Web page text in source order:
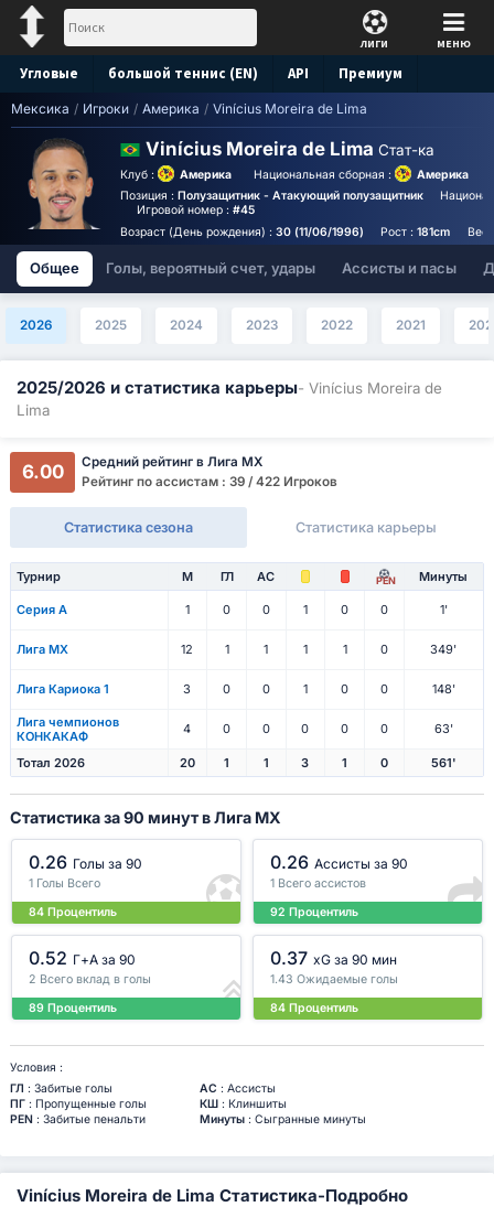
ЛИГИ МЕНЮ
Угловые большой теннис (EN) API Премиум
Прогноз
Мексика / Игроки / Америка / Vinícius Moreira de Lima
Vinícius Moreira de Lima Стат-ка
Клуб : Америка Национальная сборная :
Америка
Позиция : Полузащитник - Атакующий полузащитник
Игровой номер :#45
Возраст (День рождения) : 30 (11/06/1996) Рост :181cm Вес
Общее Голы, вероятный счет, удары Ассисты и пасы
2026 2025 2024 2023 2022 2021
2025/2026 и статистика карьеры- Vinícius Moreira de
Lima
6.00
Средний рейтинг в Лига МХ
Рейтинг по ассистам : 39 / 422 Игроков
Статистика сезона Статистика карьеры
Турнир М ГЛ АС PEN Минуты
Серия А 1 0 0 1 0 0 1'
Лига МХ 12 1 1 1 1 0 349'
Лига Кариока 1 3 0 0 1 0 0 148'
Лига чемпионов
КОНКАКАФ
4 0 0 0 0 0 63'
Тотал 2026 20 1 1 3 1 0 561'
Статистика за 90 минут в Лига МХ
0.26 Голы за 90
1 Голы Всего
84 Процентиль
0.26 Ассисты за 90
1 Всего ассистов
92 Процентиль
0.52 Г+A за 90
2 Всего вклад в голы
89 Процентиль
0.37 xG за 90 мин
1.43 Ожидаемые голы
84 Процентиль
Условия :
ГЛ : Забитые голы АС : Ассисты
ПГ: Пропущенные голы КШ: Клиншиты
PEN: Забитые пенальти Минуты: Сыгранные минуты
Vinícius Moreira de Lima Статистика-Подробно